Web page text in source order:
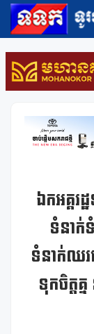
ឯកអគ្គរ
ទំនាក់
ទំនាក់ឈរ
ទុកចិត្ត